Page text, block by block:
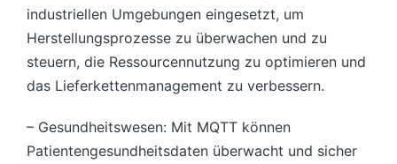
industriellen Umgebungen eingesetzt, um
Herstellungsprozesse zu überwachen und zu
steuern, die Ressourcennutzung zu optimieren und
das Lieferkettenmanagement zu verbessern.
– Gesundheitswesen: Mit MQTT können
Patientengesundheitsdaten überwacht und sicher